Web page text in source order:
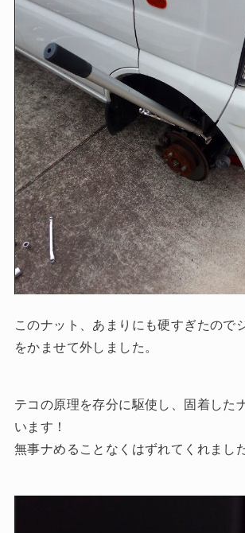
このナット、あまりにも硬すぎたので
をかませて外しました。
テコの原理を存分に駆使し、固着した
います！
無事ナめることなくはずれてくれまし